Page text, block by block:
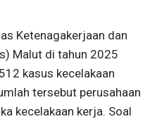
Ketenagakerjaan dan
Malut di tahun 2025
kasus kecelakaan
tersebut perusahaan
kecelakaan kerja. Soal